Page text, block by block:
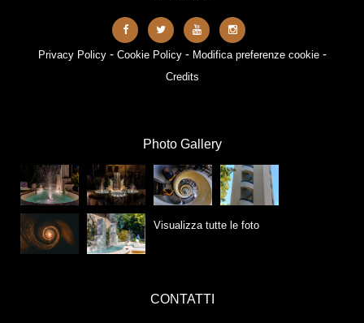
Privacy Policy- Cookie Policy- Modifica preferenze cookie-
Credits
Photo Gallery
Visualizza tutte le foto
CONTATTI